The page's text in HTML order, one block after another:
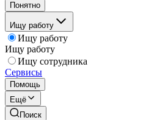
Понятно
Ищу работу
Ищу работу
Ищу работу
Ищу сотрудника
Сервисы
Помощь
Ещё
Поиск